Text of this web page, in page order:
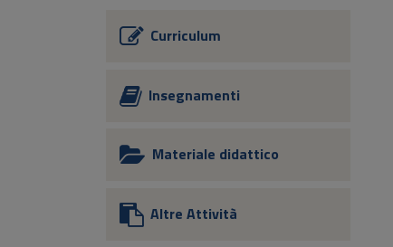
Curriculum
Insegnamenti
Materiale didattico
Altre Attività